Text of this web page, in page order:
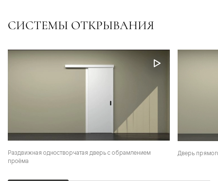
СИСТЕМЫ ОТКРЫВАНИЯ
Раздвижная одностворчатая дверь с обрамлением
проёма
Дверь